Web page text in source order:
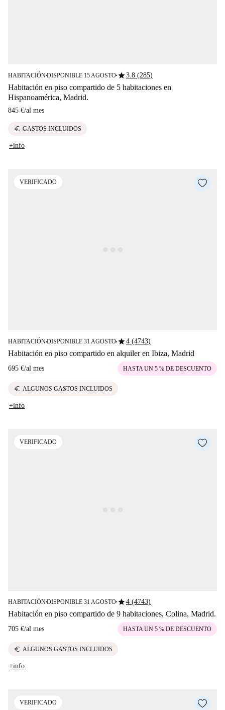
HABITACIÓN■DISPONIBLE 15 AGOSTO■star3.8 (285)
Habitación en piso compartido de 5 habitaciones en
Hispanoamérica, Madrid.
845 €/al mes
euro GASTOS INCLUIDOS
+info
VERIFICADO
HABITACIÓN■DISPONIBLE 31 AGOSTO■star4 (4743)
Habitación en piso compartido en alquiler en Ibiza, Madrid
695 €/al mes HASTA UN 5 % DE DESCUENTO
euro ALGUNOS GASTOS INCLUIDOS
+info
VERIFICADO
HABITACIÓN■DISPONIBLE 31 AGOSTO■star4 (4743)
Habitación en piso compartido de 9 habitaciones, Colina, Madrid.
705 €/al mes HASTA UN 5 % DE DESCUENTO
euro ALGUNOS GASTOS INCLUIDOS
+info
VERIFICADO